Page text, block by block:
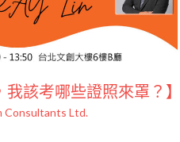
該考哪些證照來罩？】
Consultants Ltd.